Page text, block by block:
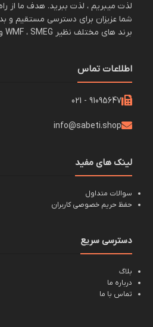
لذت میبریم ، لذت ببرید. هدف ما از
شما عزیزان برای دسترسی مستقیم و
برند های مختلف نظیر WMF ، SMEG و… میباشد.
اطلاعات تماس
91095647 - 021
info@sabeti.shop
لینک های مفید
سوالات متداول
حفظ حریم خصوصی کاربران
دسترسی سریع
بلاگ
درباره ما
تماس با ما